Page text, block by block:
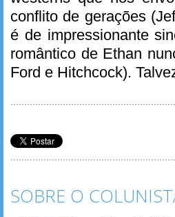
conflito de gerações
é de impressionante
romântico de Ethan
Ford e Hitchcock).
SOBRE O